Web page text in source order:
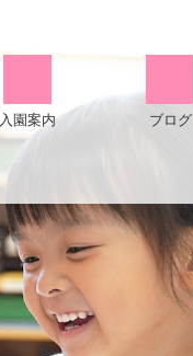
入園案内 ブログ